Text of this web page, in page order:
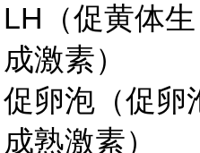
LH（促黄体生
成激素）
促卵泡（促卵
成熟激素）